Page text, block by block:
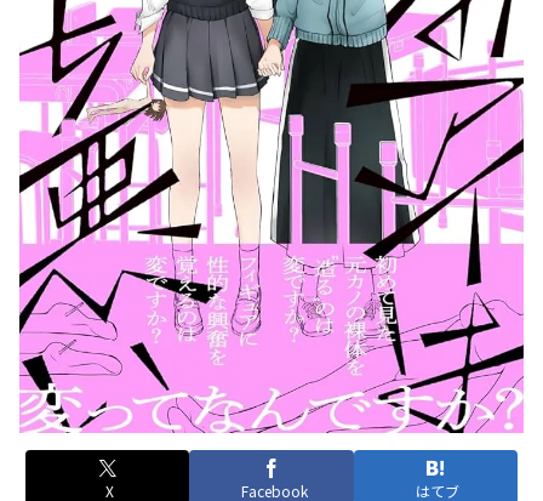
X Facebook はてブ